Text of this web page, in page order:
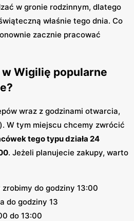
w gronie rodzinnym, dlatego
właśnie tego dnia. Co
zacznie pracować
w Wigilię popularne
wraz z godzinami otwarcia,
W tym miejscu chcemy zwrócić
tego typu działa 24
. Jeżeli planujecie zakupy, warto
do godziny 13:00
do godziny 13
do 13:00